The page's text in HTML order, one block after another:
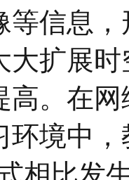
等信息
大扩展
高。在
环境中
相比发